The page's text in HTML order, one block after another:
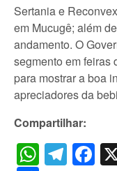
Sertania e
em Mucugê; além
andamento. O
segmento em feiras
para mostrar a boa
apreciadores da
Compartilhar: